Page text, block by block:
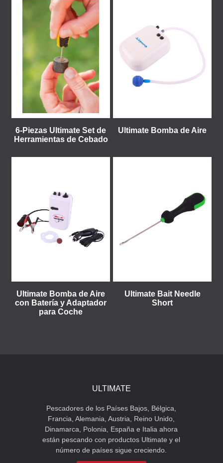
6-Piezas Ultimate Set de
Herramientas de Cebado
Ultimate Bomba de Aire
Ultimate Bomba de Aire
con Batería y Adaptador
para Coche
Ultimate Bait Needle
Short
ULTIMATE
Pescadores de los Países Bajos, Bélgica,
Francia, Alemania, Austria, Reino Unido,
Dinamarca, Polonia, España e Italia ahora
están pescando con productos Ultimate y el
número de países sigue creciendo.